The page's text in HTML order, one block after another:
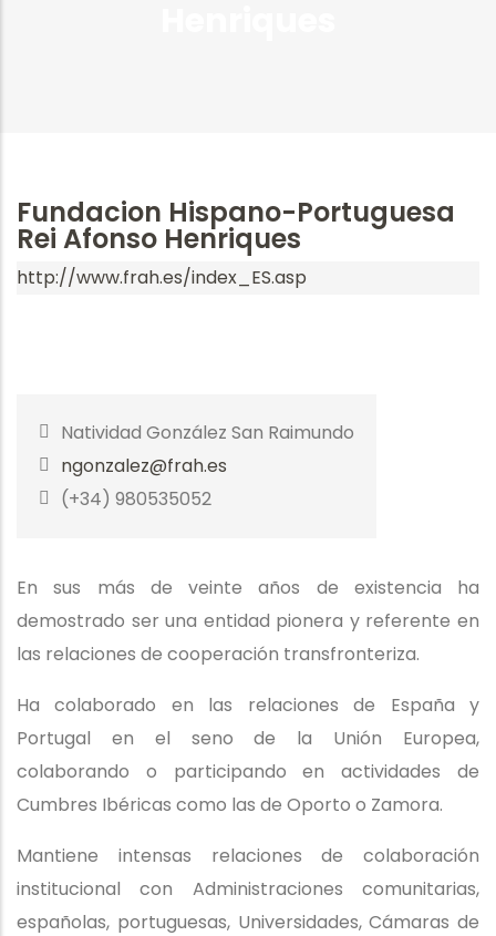
Fundacion Hispano-Portuguesa
Rei Afonso Henriques
http://www.frah.es/index_ES.asp
Natividad González San Raimundo
ngonzalez@frah.es
(+34) 980535052
En sus más de veinte años de existencia ha
demostrado ser una entidad pionera y referente en
las relaciones de cooperación transfronteriza.
Ha colaborado en las relaciones de España y
Portugal en el seno de la Unión Europea,
colaborando o participando en actividades de
Cumbres Ibéricas como las de Oporto o Zamora.
Mantiene intensas relaciones de colaboración
institucional con Administraciones comunitarias,
españolas, portuguesas, Universidades, Cámaras de